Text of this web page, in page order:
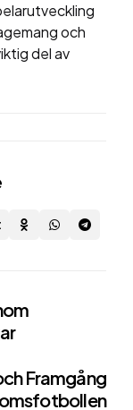
och
del av
Framgång